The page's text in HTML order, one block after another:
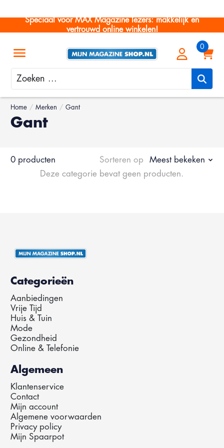
Speciaal voor MAX Magazine lezers: makkelijk en
vertrouwd online winkelen!
Zoeken
Home / Merken / Gant
Gant
0 producten Sorteren op
Meest bekeken
Deze categorie bevat geen producten.
Categorieën
Aanbiedingen
Vrije Tijd
Huis & Tuin
Mode
Gezondheid
Online & Telefonie
Algemeen
Klantenservice
Contact
Mijn account
Algemene voorwaarden
Privacy policy
Mijn Spaarpot